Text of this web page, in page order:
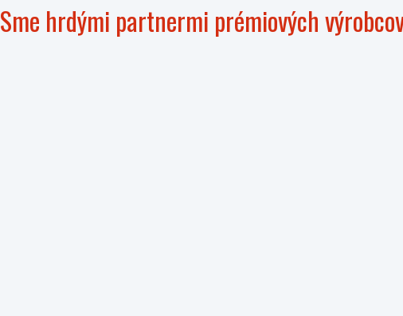
Sme hrdými partnermi prémiových